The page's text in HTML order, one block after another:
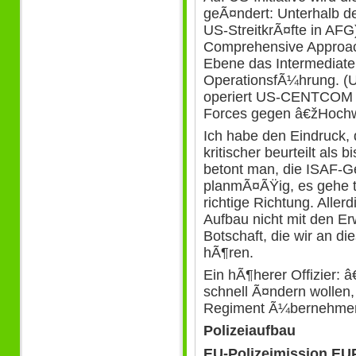
geÃ¤ndert: Unterhalb
US-StreitkrÃ¤fte in
Comprehensive
Ebene das
OperationsfÃ¼hrung.
operiert US-
Forces gegen
Ich habe den
kritischer beurteilt als
betont man, die ISAF-
planmÃ¤ÃŸig, es
richtige Richtung.
Aufbau nicht mit den
Botschaft, die wir an
hÃ¶ren.
Ein hÃ¶herer Offizier:
schnell Ã¤ndern
Regiment
Polizeiaufbau